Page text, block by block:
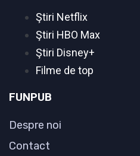
Ştiri Netflix
Ştiri HBO Max
Ştiri Disney+
Filme de top
FUNPUB
Despre noi
Contact